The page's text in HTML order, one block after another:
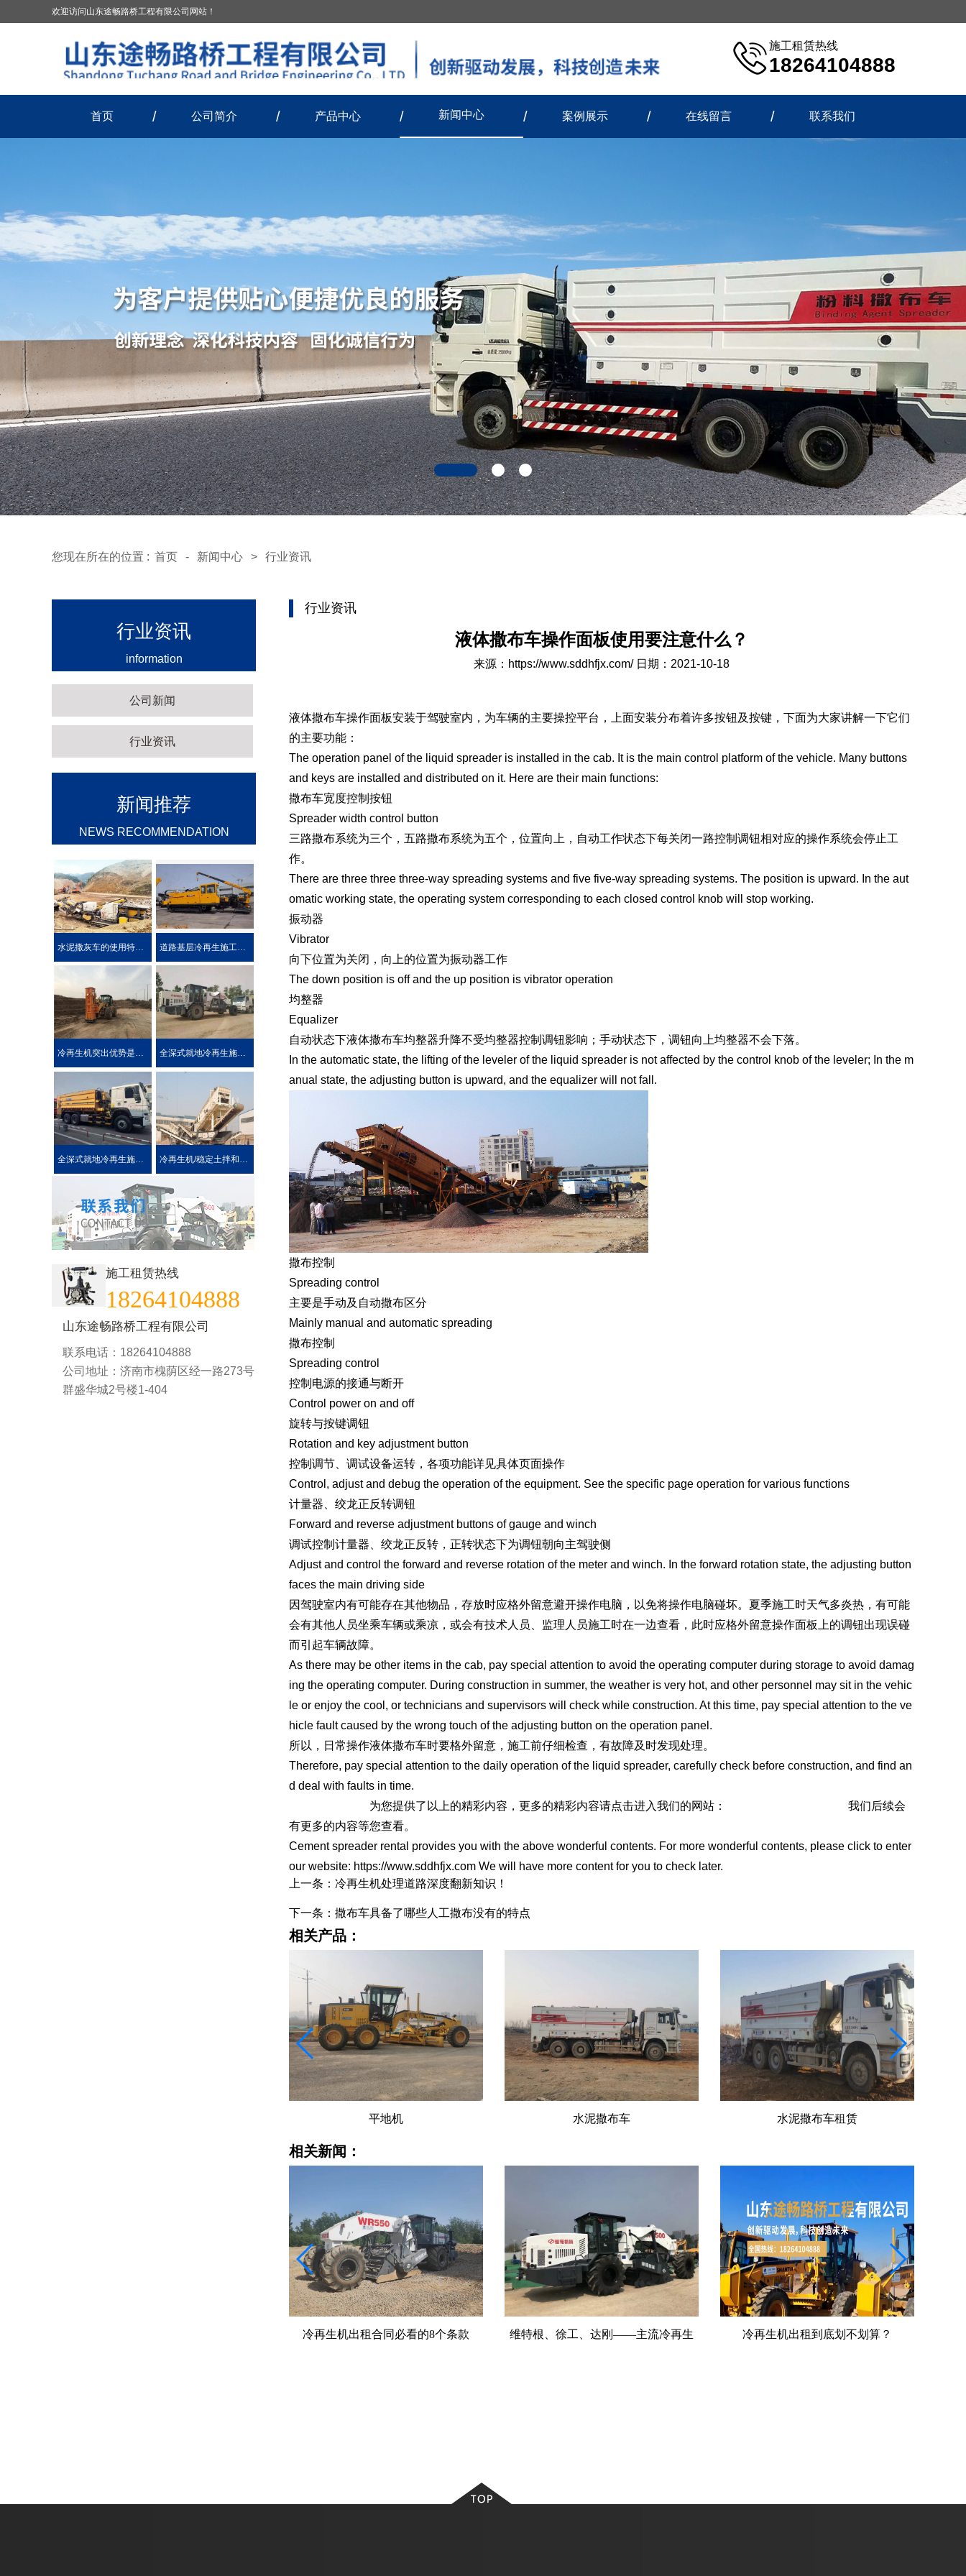
欢迎访问山东途畅路桥工程有限公司网站！
施工租赁热线
18264104888
首页 公司简介 产品中心 新闻中心 案例展示 在线留言 联系我们
您现在所在的位置 : 首页 - 新闻中心 > 行业资讯
行业资讯
information
公司新闻
行业资讯
新闻推荐
NEWS RECOMMENDATION
水泥撒灰车的使用特点及优势介绍 道路基层冷再生施工工艺
冷再生机突出优势是被用户喜爱的原因！ 全深式就地冷再生施工工艺特点介绍
全深式就地冷再生施工中所使用的机械设施设备 冷再生机/稳定土拌和机主要用于哪些作业?
施工租赁热线
18264104888
山东途畅路桥工程有限公司
联系电话：18264104888
公司地址：济南市槐荫区经一路273号
群盛华城2号楼1-404
行业资讯
液体撒布车操作面板使用要注意什么？
来源： https://www.sddhfjx.com/日期：2021-10-18
液体撒布车操作面板安装于驾驶室内，为车辆的主要操控平台，上面安装分布着许多按钮及按键，下面为大家讲解一下它们
的主要功能：
The operation panel of the liquid spreader is installed in the cab. It is the main control platform of the vehicle. Many buttons
and keys are installed and distributed on it. Here are their main functions:
撒布车宽度控制按钮
Spreader width control button
三路撒布系统为三个，五路撒布系统为五个，位置向上，自动工作状态下每关闭一路控制调钮相对应的操作系统会停止工
作。
There are three three three-way spreading systems and five five-way spreading systems. The position is upward. In the aut
omatic working state, the operating system corresponding to each closed control knob will stop working.
振动器
Vibrator
向下位置为关闭，向上的位置为振动器工作
The down position is off and the up position is vibrator operation
均整器
Equalizer
自动状态下液体撒布车均整器升降不受均整器控制调钮影响；手动状态下，调钮向上均整器不会下落。
In the automatic state, the lifting of the leveler of the liquid spreader is not affected by the control knob of the leveler; In the m
anual state, the adjusting button is upward, and the equalizer will not fall.
撒布控制
Spreading control
主要是手动及自动撒布区分
Mainly manual and automatic spreading
撒布控制
Spreading control
控制电源的接通与断开
Control power on and off
旋转与按键调钮
Rotation and key adjustment button
控制调节、调试设备运转，各项功能详见具体页面操作
Control, adjust and debug the operation of the equipment. See the specific page operation for various functions
计量器、绞龙正反转调钮
Forward and reverse adjustment buttons of gauge and winch
调试控制计量器、绞龙正反转，正转状态下为调钮朝向主驾驶侧
Adjust and control the forward and reverse rotation of the meter and winch. In the forward rotation state, the adjusting button
faces the main driving side
因驾驶室内有可能存在其他物品，存放时应格外留意避开操作电脑，以免将操作电脑碰坏。夏季施工时天气多炎热，有可能
会有其他人员坐乘车辆或乘凉，或会有技术人员、监理人员施工时在一边查看，此时应格外留意操作面板上的调钮出现误碰
而引起车辆故障。
As there may be other items in the cab, pay special attention to avoid the operating computer during storage to avoid damag
ing the operating computer. During construction in summer, the weather is very hot, and other personnel may sit in the vehic
le or enjoy the cool, or technicians and supervisors will check while construction. At this time, pay special attention to the ve
hicle fault caused by the wrong touch of the adjusting button on the operation panel.
所以，日常操作液体撒布车时要格外留意，施工前仔细检查，有故障及时发现处理。
Therefore, pay special attention to the daily operation of the liquid spreader, carefully check before construction, and find an
d deal with faults in time.
为您提供了以上的精彩内容，更多的精彩内容请点击进入我们的网站：
我们后续会
有更多的内容等您查看。
Cement spreader rental provides you with the above wonderful contents. For more wonderful contents, please click to enter
our website: https://www.sddhfjx.com We will have more content for you to check later.
上一条：冷再生机处理道路深度翻新知识！
下一条：撒布车具备了哪些人工撒布没有的特点
相关产品：
平地机 水泥撒布车 水泥撒布车租赁
相关新闻：
冷再生机出租合同必看的8个条款 维特根、徐工、达刚——主流冷再生 冷再生机出租到底划不划算？